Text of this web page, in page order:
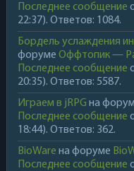
Последнее сообщение
22:37). Ответов: 1084.
Бордель услаждения
форуме Оффтопик —
Последнее сообщение
20:35). Ответов: 5587.
Играем в jRPG на
Последнее сообщение
18:44). Ответов: 362.
BioWare на форуме
Последнее сообщение